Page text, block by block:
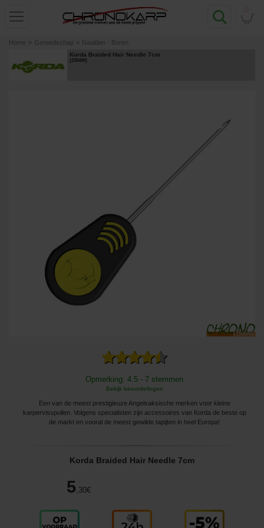
Home » Gereedschap » Naalden - Boren
Korda Braided Hair Needle 7cm
[230499]
Opmerking: 4.5 - 7 stemmen
Bekijk beoordelingen
Een van de meest prestigieuze Angelsaksische merken voor kleine
karpervisspullen. Volgens specialisten zijn accessoires van Korda de beste op
de markt en vooral de meest gewilde tapijten in heel Europa!
Korda Braided Hair Needle 7cm
5,30€